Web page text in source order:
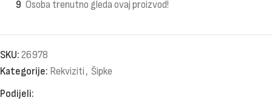
9 Osoba trenutno gleda ovaj proizvod!
SKU: 26978
Kategorije: Rekviziti , Šipke
Podijeli: